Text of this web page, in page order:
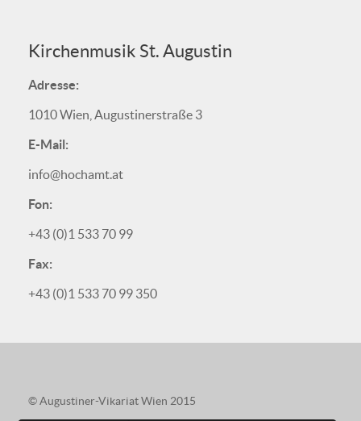
Kirchenmusik St. Augustin
Adresse:
1010 Wien, Augustinerstraße 3
E-Mail:
info@hochamt.at
Fon:
+43 (0)1 533 70 99
Fax:
+43 (0)1 533 70 99 350
© Augustiner-Vikariat Wien 2015